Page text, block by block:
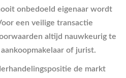
onbedoeld eigenaar wordt
een veilige transactie
altijd nauwkeurig te
of jurist.
de markt